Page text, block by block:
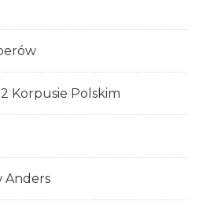
Korpusie Polskim
Anders